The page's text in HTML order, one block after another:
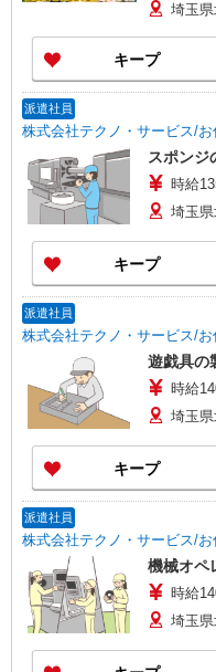
埼玉
キープ
派遣社員
株式会社テクノ・サービス/お
スポンジ
時給
埼玉
キープ
派遣社員
株式会社テクノ・サービス/お
遊戯具の
時給
埼玉
キープ
派遣社員
株式会社テクノ・サービス/お
機械オペ
時給
埼玉